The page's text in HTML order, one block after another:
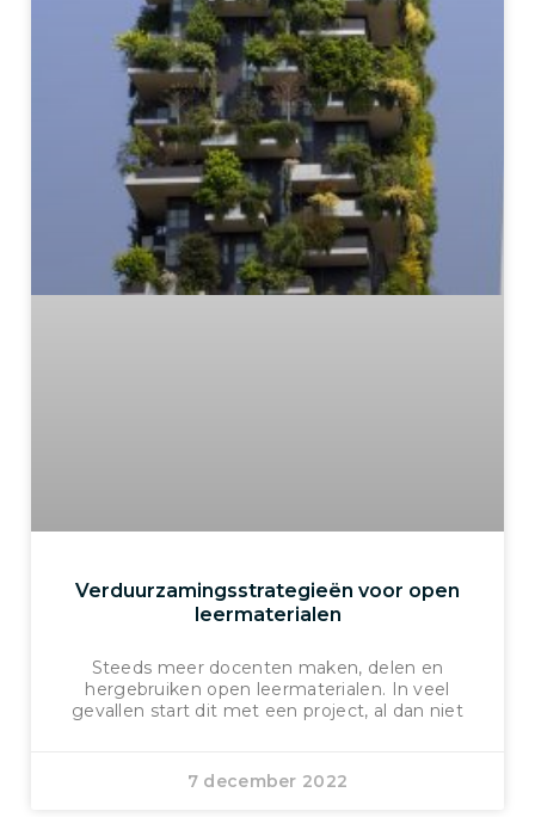
Verduurzamingsstrategieën voor open
leermaterialen
Steeds meer docenten maken, delen en
hergebruiken open leermaterialen. In veel
gevallen start dit met een project, al dan niet
7 december 2022